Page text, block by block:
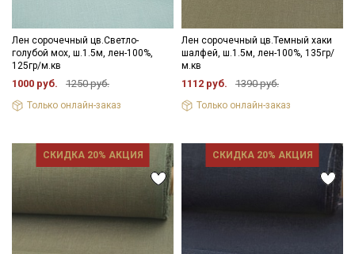
Лен сорочечный цв.Светло-
голубой мох, ш.1.5м, лен-100%,
125гр/м.кв
1000 руб. 1250 руб.
Только онлайн-заказ
Лен сорочечный цв.Темный хаки
шалфей, ш.1.5м, лен-100%, 135гр/
м.кв
1112 руб. 1390 руб.
Только онлайн-заказ
СКИДКА 20% АКЦИЯ СКИДКА 20% АКЦИЯ